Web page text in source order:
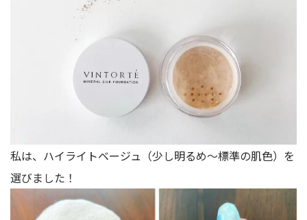
私は、ハイライトベージュ（少し明るめ〜標準の肌色）を
選びました！